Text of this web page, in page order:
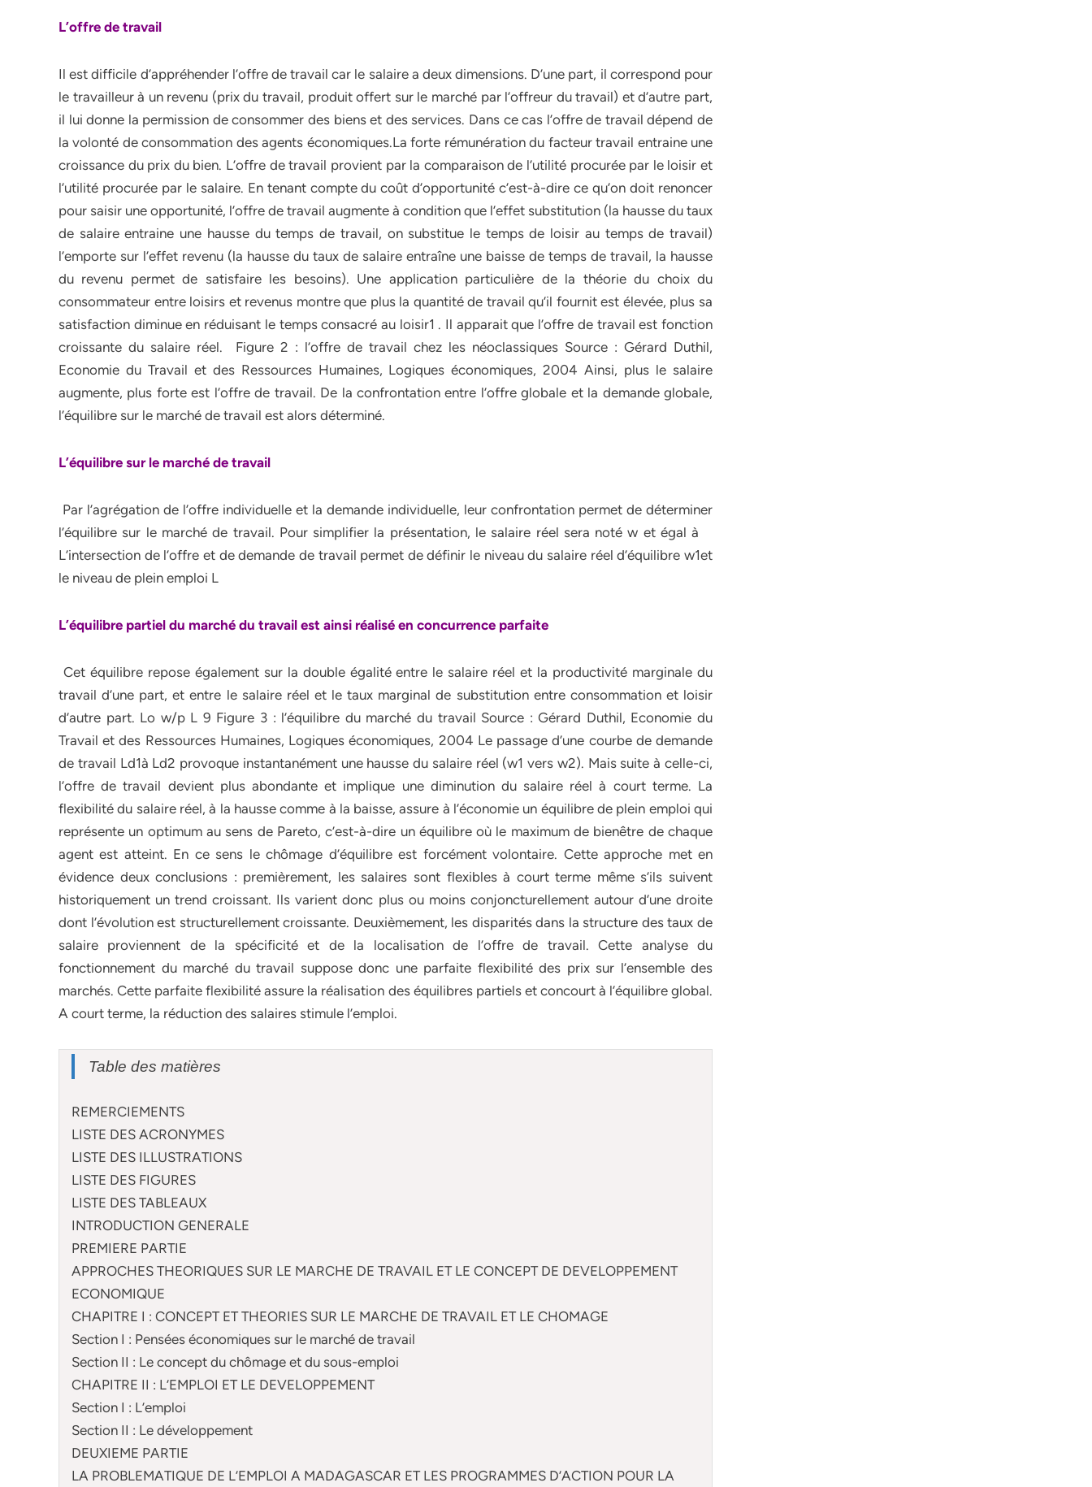
L’offre de travail
Il est difficile d’appréhender l’offre de travail car le salaire a deux dimensions. D’une part, il correspond pour
le travailleur à un revenu (prix du travail, produit offert sur le marché par l’offreur du travail) et d’autre part,
il lui donne la permission de consommer des biens et des services. Dans ce cas l’offre de travail dépend de
la volonté de consommation des agents économiques.La forte rémunération du facteur travail entraine une
croissance du prix du bien. L’offre de travail provient par la comparaison de l’utilité procurée par le loisir et
l’utilité procurée par le salaire. En tenant compte du coût d’opportunité c’est-à-dire ce qu’on doit renoncer
pour saisir une opportunité, l’offre de travail augmente à condition que l’effet substitution (la hausse du taux
de salaire entraine une hausse du temps de travail, on substitue le temps de loisir au temps de travail)
l’emporte sur l’effet revenu (la hausse du taux de salaire entraîne une baisse de temps de travail, la hausse
du revenu permet de satisfaire les besoins). Une application particulière de la théorie du choix du
consommateur entre loisirs et revenus montre que plus la quantité de travail qu’il fournit est élevée, plus sa
satisfaction diminue en réduisant le temps consacré au loisir1 . Il apparait que l’offre de travail est fonction
croissante du salaire réel. Figure 2 : l’offre de travail chez les néoclassiques Source : Gérard Duthil,
Economie du Travail et des Ressources Humaines, Logiques économiques, 2004 Ainsi, plus le salaire
augmente, plus forte est l’offre de travail. De la confrontation entre l’offre globale et la demande globale,
l’équilibre sur le marché de travail est alors déterminé.
L’équilibre sur le marché de travail
Par l’agrégation de l’offre individuelle et la demande individuelle, leur confrontation permet de déterminer
l’équilibre sur le marché de travail. Pour simplifier la présentation, le salaire réel sera noté w et égal à
L’intersection de l’offre et de demande de travail permet de définir le niveau du salaire réel d’équilibre w1et
le niveau de plein emploi L
L’équilibre partiel du marché du travail est ainsi réalisé en concurrence parfaite
Cet équilibre repose également sur la double égalité entre le salaire réel et la productivité marginale du
travail d’une part, et entre le salaire réel et le taux marginal de substitution entre consommation et loisir
d’autre part. Lo w/p L 9 Figure 3 : l’équilibre du marché du travail Source : Gérard Duthil, Economie du
Travail et des Ressources Humaines, Logiques économiques, 2004 Le passage d’une courbe de demande
de travail Ld1à Ld2 provoque instantanément une hausse du salaire réel (w1 vers w2). Mais suite à celle-ci,
l’offre de travail devient plus abondante et implique une diminution du salaire réel à court terme. La
flexibilité du salaire réel, à la hausse comme à la baisse, assure à l’économie un équilibre de plein emploi qui
représente un optimum au sens de Pareto, c’est-à-dire un équilibre où le maximum de bienêtre de chaque
agent est atteint. En ce sens le chômage d’équilibre est forcément volontaire. Cette approche met en
évidence deux conclusions : premièrement, les salaires sont flexibles à court terme même s’ils suivent
historiquement un trend croissant. Ils varient donc plus ou moins conjoncturellement autour d’une droite
dont l’évolution est structurellement croissante. Deuxièmement, les disparités dans la structure des taux de
salaire proviennent de la spécificité et de la localisation de l’offre de travail. Cette analyse du
fonctionnement du marché du travail suppose donc une parfaite flexibilité des prix sur l’ensemble des
marchés. Cette parfaite flexibilité assure la réalisation des équilibres partiels et concourt à l’équilibre global.
A court terme, la réduction des salaires stimule l’emploi.
Table des matières
REMERCIEMENTS
LISTE DES ACRONYMES
LISTE DES ILLUSTRATIONS
LISTE DES FIGURES
LISTE DES TABLEAUX
INTRODUCTION GENERALE
PREMIERE PARTIE
APPROCHES THEORIQUES SUR LE MARCHE DE TRAVAIL ET LE CONCEPT DE DEVELOPPEMENT
ECONOMIQUE
CHAPITRE I : CONCEPT ET THEORIES SUR LE MARCHE DE TRAVAIL ET LE CHOMAGE
Section I : Pensées économiques sur le marché de travail
Section II : Le concept du chômage et du sous-emploi
CHAPITRE II : L’EMPLOI ET LE DEVELOPPEMENT
Section I : L’emploi
Section II : Le développement
DEUXIEME PARTIE
LA PROBLEMATIQUE DE L’EMPLOI A MADAGASCAR ET LES PROGRAMMES D’ACTION POUR LA